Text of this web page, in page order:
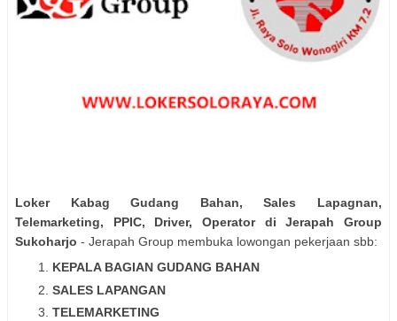
Loker Kabag Gudang Bahan, Sales Lapagnan,
Telemarketing, PPIC, Driver, Operator di Jerapah Group
Sukoharjo - Jerapah Group membuka lowongan pekerjaan sbb:
KEPALA BAGIAN GUDANG BAHAN
SALES LAPANGAN
TELEMARKETING